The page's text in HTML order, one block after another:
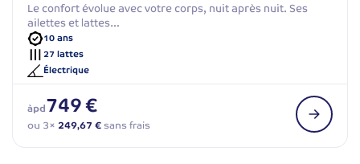
Le confort évolue avec votre corps, nuit après nuit. Ses
ailettes et lattes…
10 ans
27 lattes
Électrique
àpd749 €
ou 3× 249,67 €sans frais